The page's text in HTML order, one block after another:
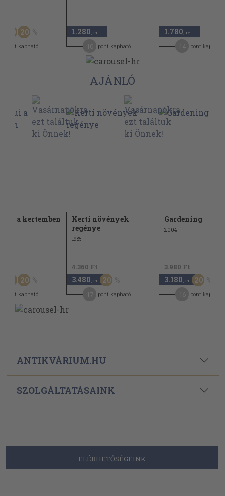
50 20
pont kapható
1.280 ,-Ft
pont kapható
1.780 ,-Ft
pont kapható
AJÁNLÓ
a kertemben
20
pont kapható
Kerti növények
regénye
1985
4.360 Ft
3.480 ,-Ft 20
pont kapható
Gardening
2004
3.980 Ft
3.180 ,-Ft 20
pont kapható
ANTIKVÁRIUM.HU
SZOLGÁLTATÁSAINK
ELÉRHETŐSÉGEINK